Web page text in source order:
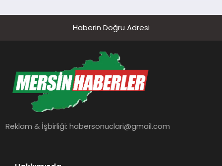
Haberin Doğru Adresi
Reklam & İşbirliği:habersonuclari@gmail.com